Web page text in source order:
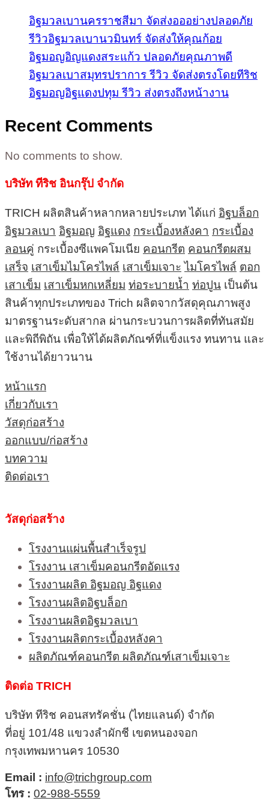
อิฐมวลเบานครราชสีมา จัดส่งอออย่างปลอดภัย
รีวิวอิฐมวลเบานวมินทร์ จัดส่งให้คุณก้อย
อิฐมอญอิญแดงสระแก้ว ปลอดภัยคุณภาพดี
อิฐมวลเบาสมุทรปราการ รีวิว จัดส่งตรงโดยทีริช
อิฐมอญอิฐแดงปทุม รีวิว ส่งตรงถึงหน้างาน
Recent Comments
No comments to show.
บริษัท ทีริช อินกรุ๊ป จำกัด
TRICH ผลิตสินค้าหลากหลายประเภท ได้แก่ อิฐบล็อก
อิฐมวลเบา อิฐมอญ อิฐแดง กระเบื้องหลังคา กระเบื้อง
ลอนคู่ กระเบื้องซีแพคโมเนีย คอนกรีต คอนกรีตผสม
เสร็จ เสาเข็มไมโครไพล์ เสาเข็มเจาะ ไมโครไพล์ ตอก
เสาเข็ม เสาเข็มหกเหลี่ยม ท่อระบายน้ำ ท่อปูน เป็นต้น
สินค้าทุกประเภทของ Trich ผลิตจากวัสดุคุณภาพสูง
มาตรฐานระดับสากล ผ่านกระบวนการผลิตที่ทันสมัย
และพิถีพิถัน เพื่อให้ได้ผลิตภัณฑ์ที่แข็งแรง ทนทาน และ
ใช้งานได้ยาวนาน
หน้าแรก
เกี่ยวกับเรา
วัสดุก่อสร้าง
ออกแบบ/ก่อสร้าง
บทความ
ติดต่อเรา
วัสดุก่อสร้าง
โรงงานแผ่นพื้นสำเร็จรูป
โรงงาน เสาเข็มคอนกรีตอัดแรง
โรงงานผลิต อิฐมอญ อิฐแดง
โรงงานผลิตอิฐบล็อก
โรงงานผลิตอิฐมวลเบา
โรงงานผลิตกระเบื้องหลังคา
ผลิตภัณฑ์คอนกรีต ผลิตภัณฑ์เสาเข็มเจาะ
ติดต่อ TRICH
บริษัท ทีริช คอนสทรัคชั่น (ไทยแลนด์) จำกัด
ที่อยู่ 101/48 แขวงลำผักชี เขตหนองจอก
กรุงเทพมหานคร 10530
Email : info@trichgroup.com
โทร : 02-988-5559